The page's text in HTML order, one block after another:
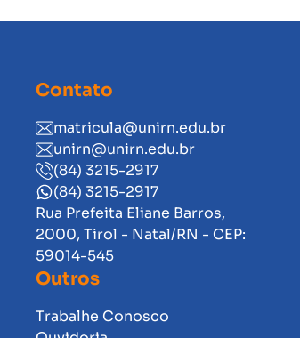
Contato
matricula@unirn.edu.br
unirn@unirn.edu.br
(84) 3215-2917
(84) 3215-2917
Rua Prefeita Eliane Barros,
2000, Tirol - Natal/RN - CEP:
59014-545
Outros
Trabalhe Conosco